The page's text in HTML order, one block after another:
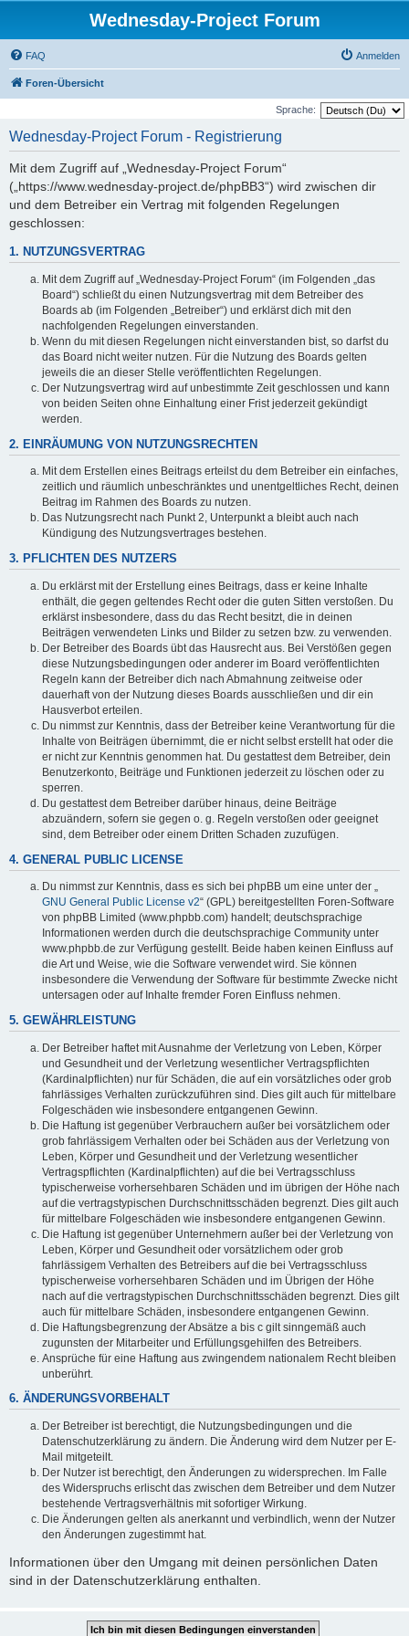
Wednesday-Project Forum
FAQ Anmelden
Foren-Übersicht
Sprache:
Wednesday-Project Forum - Registrierung
Mit dem Zugriff auf „Wednesday-Project Forum“
(„https://www.wednesday-project.de/phpBB3“) wird zwischen dir
und dem Betreiber ein Vertrag mit folgenden Regelungen
geschlossen:
1. NUTZUNGSVERTRAG
Mit dem Zugriff auf „Wednesday-Project Forum“ (im Folgenden „das
Board“) schließt du einen Nutzungsvertrag mit dem Betreiber des
Boards ab (im Folgenden „Betreiber“) und erklärst dich mit den
nachfolgenden Regelungen einverstanden.
Wenn du mit diesen Regelungen nicht einverstanden bist, so darfst du
das Board nicht weiter nutzen. Für die Nutzung des Boards gelten
jeweils die an dieser Stelle veröffentlichten Regelungen.
Der Nutzungsvertrag wird auf unbestimmte Zeit geschlossen und kann
von beiden Seiten ohne Einhaltung einer Frist jederzeit gekündigt
werden.
2. EINRÄUMUNG VON NUTZUNGSRECHTEN
Mit dem Erstellen eines Beitrags erteilst du dem Betreiber ein einfaches,
zeitlich und räumlich unbeschränktes und unentgeltliches Recht, deinen
Beitrag im Rahmen des Boards zu nutzen.
Das Nutzungsrecht nach Punkt 2, Unterpunkt a bleibt auch nach
Kündigung des Nutzungsvertrages bestehen.
3. PFLICHTEN DES NUTZERS
Du erklärst mit der Erstellung eines Beitrags, dass er keine Inhalte
enthält, die gegen geltendes Recht oder die guten Sitten verstoßen. Du
erklärst insbesondere, dass du das Recht besitzt, die in deinen
Beiträgen verwendeten Links und Bilder zu setzen bzw. zu verwenden.
Der Betreiber des Boards übt das Hausrecht aus. Bei Verstößen gegen
diese Nutzungsbedingungen oder anderer im Board veröffentlichten
Regeln kann der Betreiber dich nach Abmahnung zeitweise oder
dauerhaft von der Nutzung dieses Boards ausschließen und dir ein
Hausverbot erteilen.
Du nimmst zur Kenntnis, dass der Betreiber keine Verantwortung für die
Inhalte von Beiträgen übernimmt, die er nicht selbst erstellt hat oder die
er nicht zur Kenntnis genommen hat. Du gestattest dem Betreiber, dein
Benutzerkonto, Beiträge und Funktionen jederzeit zu löschen oder zu
sperren.
Du gestattest dem Betreiber darüber hinaus, deine Beiträge
abzuändern, sofern sie gegen o. g. Regeln verstoßen oder geeignet
sind, dem Betreiber oder einem Dritten Schaden zuzufügen.
4. GENERAL PUBLIC LICENSE
Du nimmst zur Kenntnis, dass es sich bei phpBB um eine unter der „
GNU General Public License v2“ (GPL) bereitgestellten Foren-Software
von phpBB Limited (www.phpbb.com) handelt; deutschsprachige
Informationen werden durch die deutschsprachige Community unter
www.phpbb.de zur Verfügung gestellt. Beide haben keinen Einfluss auf
die Art und Weise, wie die Software verwendet wird. Sie können
insbesondere die Verwendung der Software für bestimmte Zwecke nicht
untersagen oder auf Inhalte fremder Foren Einfluss nehmen.
5. GEWÄHRLEISTUNG
Der Betreiber haftet mit Ausnahme der Verletzung von Leben, Körper
und Gesundheit und der Verletzung wesentlicher Vertragspflichten
(Kardinalpflichten) nur für Schäden, die auf ein vorsätzliches oder grob
fahrlässiges Verhalten zurückzuführen sind. Dies gilt auch für mittelbare
Folgeschäden wie insbesondere entgangenen Gewinn.
Die Haftung ist gegenüber Verbrauchern außer bei vorsätzlichem oder
grob fahrlässigem Verhalten oder bei Schäden aus der Verletzung von
Leben, Körper und Gesundheit und der Verletzung wesentlicher
Vertragspflichten (Kardinalpflichten) auf die bei Vertragsschluss
typischerweise vorhersehbaren Schäden und im übrigen der Höhe nach
auf die vertragstypischen Durchschnittsschäden begrenzt. Dies gilt auch
für mittelbare Folgeschäden wie insbesondere entgangenen Gewinn.
Die Haftung ist gegenüber Unternehmern außer bei der Verletzung von
Leben, Körper und Gesundheit oder vorsätzlichem oder grob
fahrlässigem Verhalten des Betreibers auf die bei Vertragsschluss
typischerweise vorhersehbaren Schäden und im Übrigen der Höhe
nach auf die vertragstypischen Durchschnittsschäden begrenzt. Dies gilt
auch für mittelbare Schäden, insbesondere entgangenen Gewinn.
Die Haftungsbegrenzung der Absätze a bis c gilt sinngemäß auch
zugunsten der Mitarbeiter und Erfüllungsgehilfen des Betreibers.
Ansprüche für eine Haftung aus zwingendem nationalem Recht bleiben
unberührt.
6. ÄNDERUNGSVORBEHALT
Der Betreiber ist berechtigt, die Nutzungsbedingungen und die
Datenschutzerklärung zu ändern. Die Änderung wird dem Nutzer per E-
Mail mitgeteilt.
Der Nutzer ist berechtigt, den Änderungen zu widersprechen. Im Falle
des Widerspruchs erlischt das zwischen dem Betreiber und dem Nutzer
bestehende Vertragsverhältnis mit sofortiger Wirkung.
Die Änderungen gelten als anerkannt und verbindlich, wenn der Nutzer
den Änderungen zugestimmt hat.
Informationen über den Umgang mit deinen persönlichen Daten
sind in der Datenschutzerklärung enthalten.